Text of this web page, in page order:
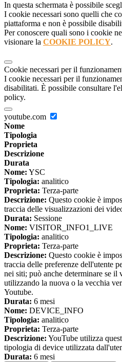
In questa schermata è possibile
I cookie necessari sono quelli che
piattaforma e non è possibile
Per conoscere quali sono i cookie
visionare la COOKIE POLICY.
Cookie necessari per il
I cookie necessari per il
disabilitati. È possibile consultare
policy.
youtube.com
Nome
Tipologia
Proprieta
Descrizione
Durata
Nome: YSC
Tipologia: analitico
Proprieta: Terza-parte
Descrizione: Questo cookie è
traccia delle visualizzazioni dei
Durata: Sessione
Nome: VISITOR_INFO1_LIVE
Tipologia: analitico
Proprieta: Terza-parte
Descrizione: Questo cookie è
traccia delle preferenze dell'utente
nei siti; può anche determinare se il
utilizzando la nuova o la vecchia
Youtube.
Durata: 6 mesi
Nome: DEVICE_INFO
Tipologia: analitico
Proprieta: Terza-parte
Descrizione: YouTube utilizza
tipologia di device utilizzata
Durata: 6 mesi